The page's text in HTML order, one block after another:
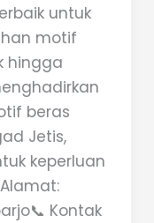
untuk
motif
hingga
beras
Jetis,
keperluan
Kontak